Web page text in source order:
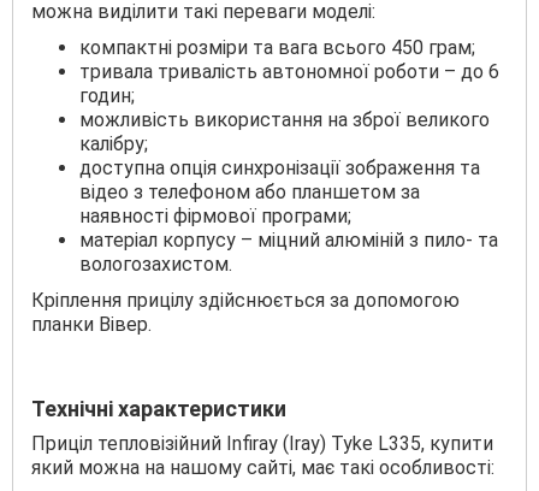
можна виділити такі переваги моделі:
компактні розміри та вага всього 450 грам;
тривала тривалість автономної роботи – до 6
годин;
можливість використання на зброї великого
калібру;
доступна опція синхронізації зображення та
відео з телефоном або планшетом за
наявності фірмової програми;
матеріал корпусу – міцний алюміній з пило- та
вологозахистом.
Кріплення прицілу здійснюється за допомогою
планки Вівер.
Технічні характеристики
Приціл тепловізійний Infiray (Iray) Tyke L335, купити
який можна на нашому сайті, має такі особливості: